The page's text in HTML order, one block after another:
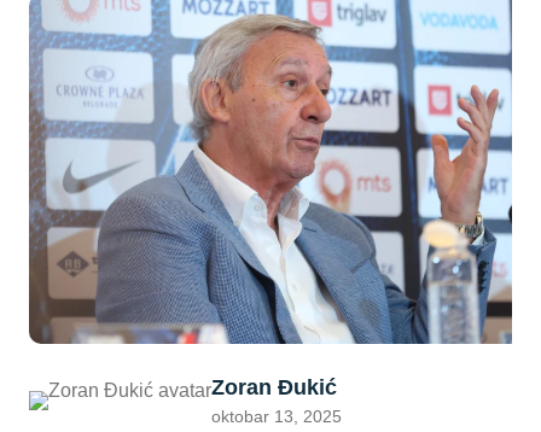
Zoran Đukić
oktobar 13, 2025